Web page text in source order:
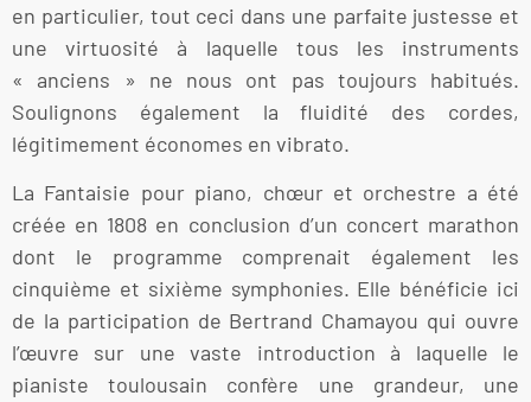
en particulier, tout ceci dans une parfaite justesse et
une virtuosité à laquelle tous les instruments
« anciens » ne nous ont pas toujours habitués.
Soulignons également la fluidité des cordes,
légitimement économes en vibrato.
La Fantaisie pour piano, chœur et orchestre a été
créée en 1808 en conclusion d’un concert marathon
dont le programme comprenait également les
cinquième et sixième symphonies. Elle bénéficie ici
de la participation de Bertrand Chamayou qui ouvre
l’œuvre sur une vaste introduction à laquelle le
pianiste toulousain confère une grandeur, une